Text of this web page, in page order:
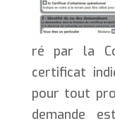
ré par la
certificat
pour tout
demande